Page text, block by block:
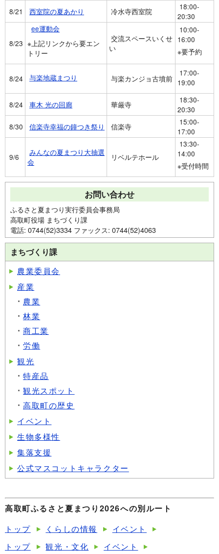
8/21
西室院の夏あかり 冷水寺西室院
18:00-
20:30
8/23
ee運動会
※上記リンクから要エン
トリー
交流スペースいくせ
い
10:00-
16:00
※要予約
8/24 与楽地蔵まつり 与楽カンジョ古墳前
17:00-
19:00
8/24 車木 光の回廊 華厳寺
18:30-
20:30
8/30
信楽寺幸福の鐘つき祭り 信楽寺
15:00-
17:00
9/6
みんなの夏まつり大抽選
会
リベルテホール
13:30-
14:00
※受付時間
お問い合わせ
ふるさと夏まつり実行委員会事務局
高取町役場 まちづくり課
電話: 0744(52)3334 ファックス: 0744(52)4063
まちづくり課
農業委員会
産業
農業
林業
商工業
労働
観光
特産品
観光スポット
高取町の歴史
イベント
生物多様性
集落支援
公式マスコットキャラクター
高取町ふるさと夏まつり2026への別ルート
トップ
くらしの情報
イベント
トップ
観光・文化 イベント